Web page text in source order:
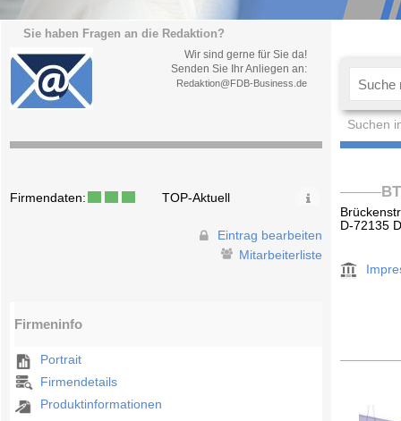
Sie haben Fragen an die Redaktion?
Wir sind gerne für Sie da!
Senden Sie Ihr Anliegen an:
Redaktion@FDB-Business.de
Suchen
Firmendaten: TOP-Aktuell
Eintrag bearbeiten
Mitarbeiterliste
Firmeninfo
Portrait
Firmendetails
Produktinformationen
D-72135